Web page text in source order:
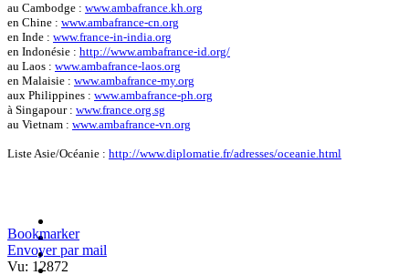
au Cambodge : www.ambafrance.kh.org
en Chine : www.ambafrance-cn.org
en Inde : www.france-in-india.org
en Indonésie : http://www.ambafrance-id.org/
au Laos : www.ambafrance-laos.org
en Malaisie : www.ambafrance-my.org
aux Philippines : www.ambafrance-ph.org
à Singapour : www.france.org.sg
au Vietnam : www.ambafrance-vn.org
Liste Asie/Océanie : http://www.diplomatie.fr/adresses/oceanie.html
Bookmarker
Envoyer par mail
Vu: 12872